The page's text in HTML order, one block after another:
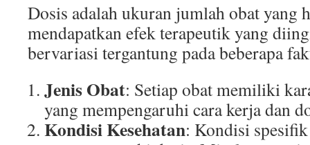
Dosis adalah ukuran jumlah obat yang
mendapatkan efek terapeutik yang
bervariasi tergantung pada beberapa
Jenis Obat: Setiap obat memiliki
yang mempengaruhi cara kerja dan
Kondisi Kesehatan: Kondisi